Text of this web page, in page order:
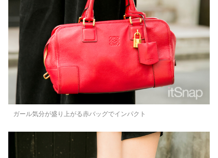
ガール気分が盛り上がる赤バッグでインパクト